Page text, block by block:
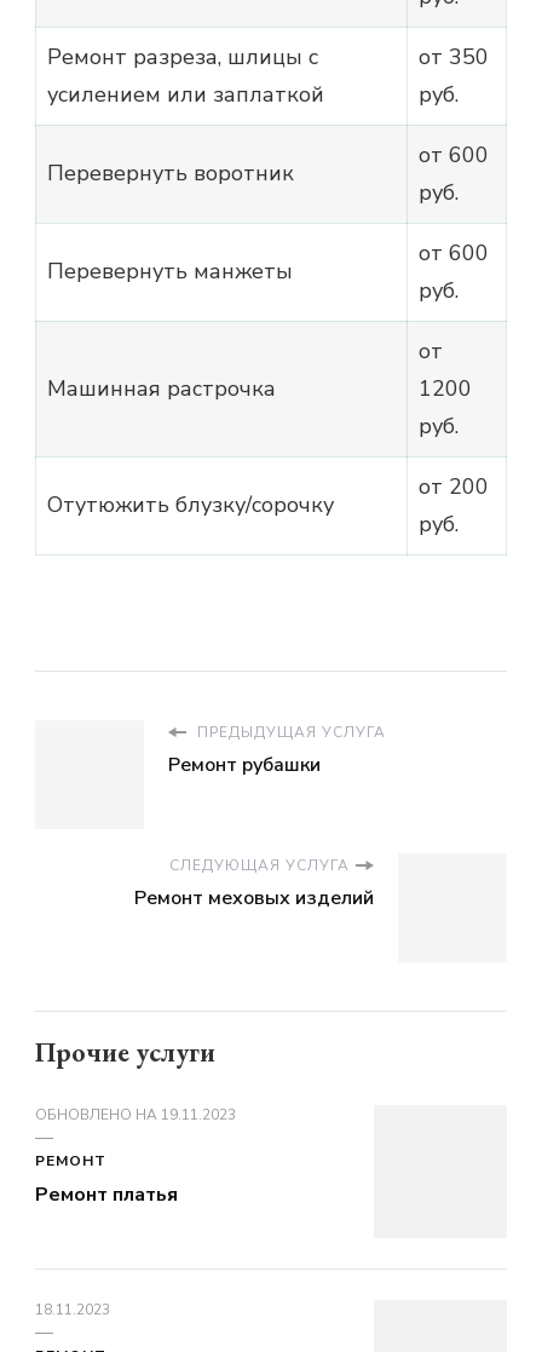
Ремонт разреза, шлицы с
усилением или заплаткой
от 350
руб.
Перевернуть воротник
от 600
руб.
Перевернуть манжеты
от 600
руб.
Машинная растрочка
от
1200
руб.
Отутюжить блузку/сорочку
от 200
руб.
ПРЕДЫДУЩАЯ УСЛУГА
Ремонт рубашки
СЛЕДУЮЩАЯ УСЛУГА
Ремонт меховых изделий
Прочие услуги
ОБНОВЛЕНО НА 19.11.2023
РЕМОНТ
Ремонт платья
18.11.2023